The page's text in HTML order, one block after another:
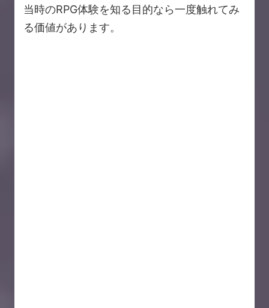
当時のRPG体験を知る目的なら一度触れてみ
る価値があります。